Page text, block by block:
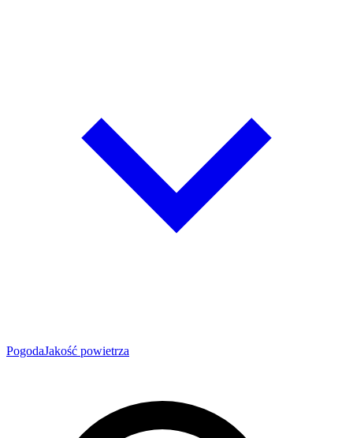
PogodaJakość powietrza